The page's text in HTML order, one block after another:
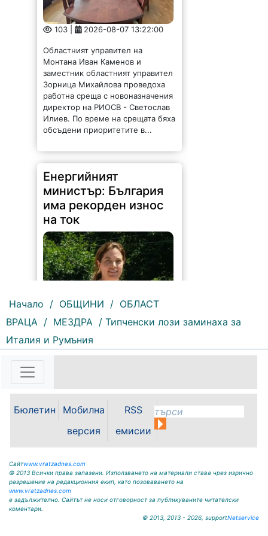
103 | 2026-08-07 13:22:00
Областният управител на
Монтана Иван Каменов и
заместник областният управител
Зорница Михайлова проведоха
работна среща с новоназначения
директор на РИОСВ - Светослав
Илиев. По време на срещата бяха
обсъдени приоритетите в...
Енергийният
министър: България
има рекорден износ
на ток
172 |
България изнася рекордни
работи без затруднения въпреки
Дунав. Това заяви министърът на
ефира на...
Начало / ОБЩИНИ / ОБЛАСТ
ВРАЦА / МЕЗДРА / Типченски лози заминаха за
Италия и Румъния
Бюлетин
Мобилна
версия
RSS
емисии
Сайтwww.vratzadnes.com
© 2013 Всички права запазени. Използването на материали става чрез изрично
разрешение на редакционния екип, като позоваването на
www.vratzadnes.com
е задължително. Сайтът не носи отговорност за публикуваните читателски
коментари.
© 2013, 2013 - 2026, supportNetservice